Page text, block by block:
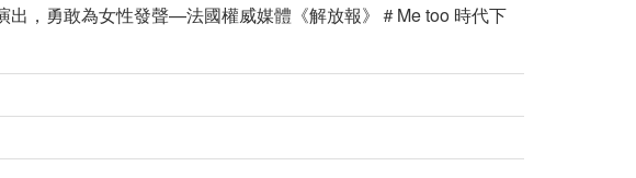
，勇敢為女性發聲—法國權威媒體《解放報》＃Me too 時代下